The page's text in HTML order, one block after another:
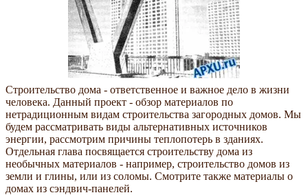
Строительство дома - ответственное и важное дело в жизни
человека. Данный проект - обзор материалов по
нетрадиционным видам строительства загородных домов. Мы
будем рассматривать виды альтернативных источников
энергии, рассмотрим причины теплопотерь в зданиях.
Отдельная глава посвящается строительству дома из
необычных материалов - например, строительство домов из
земли и глины, или из соломы. Смотрите также материалы о
домах из сэндвич-панелей.